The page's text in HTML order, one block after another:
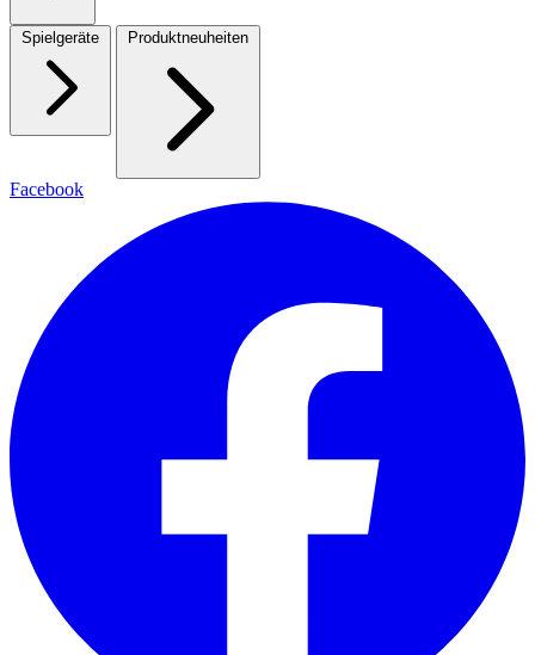
Spielgeräte Produktneuheiten
Facebook